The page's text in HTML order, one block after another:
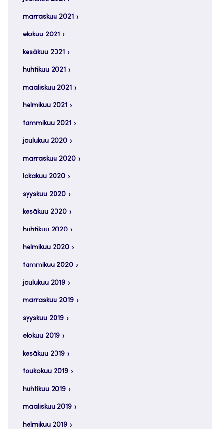
marraskuu 2021
elokuu 2021
kesäkuu 2021
huhtikuu 2021
maaliskuu 2021
helmikuu 2021
tammikuu 2021
joulukuu 2020
marraskuu 2020
lokakuu 2020
syyskuu 2020
kesäkuu 2020
huhtikuu 2020
helmikuu 2020
tammikuu 2020
joulukuu 2019
marraskuu 2019
syyskuu 2019
elokuu 2019
kesäkuu 2019
toukokuu 2019
huhtikuu 2019
maaliskuu 2019
helmikuu 2019